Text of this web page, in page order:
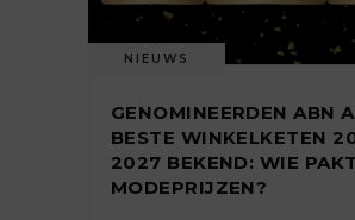
NIEUWS
GENOMINEERDEN ABN
BESTE WINKELKETEN
2027 BEKEND: WIE
MODEPRIJZEN?